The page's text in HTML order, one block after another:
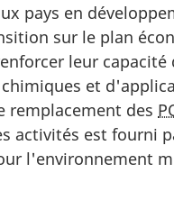
pays en
sur le plan
leur capacité
et
remplacement des
activités est fourni
l'environnement